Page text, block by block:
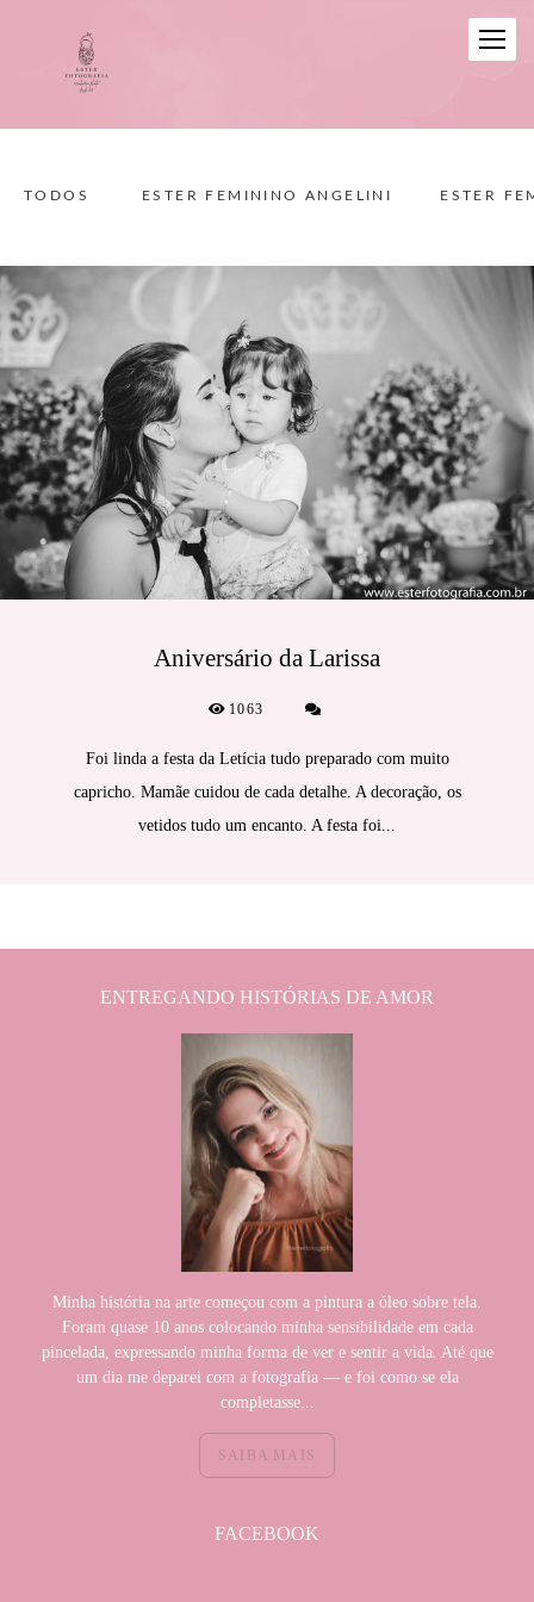
TODOS ESTER FEMININO ANGELINI ESTER
Aniversário da Larissa
1063
Foi linda a festa da Letícia tudo preparado com muito
capricho. Mamãe cuidou de cada detalhe. A decoração, os
vetidos tudo um encanto. A festa foi...
ENTREGANDO HISTÓRIAS DE AMOR
Minha história na arte começou com a pintura a óleo sobre tela.
Foram quase 10 anos colocando minha sensibilidade em cada
pincelada, expressando minha forma de ver e sentir a vida. Até que
um dia me deparei com a fotografia — e foi como se ela
completasse...
SAIBA MAIS
FACEBOOK